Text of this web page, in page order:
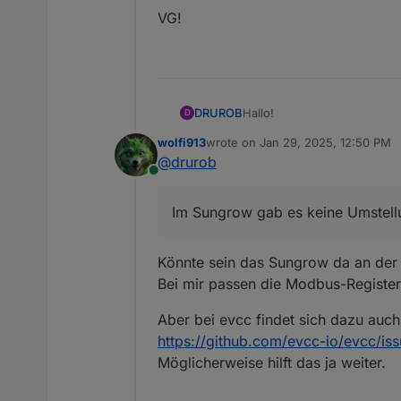
VG!
D DRUROBHallo!
Ich habe die Problematik,
hinterlegt. Daher denke ich
Oder hat sich das
Im Sungrow gab es keine
Online
wolfi913wrote on Jan 29, 2025, 12:50 PM
last edited by
@drurob
Im Sungrow gab es keine
Könnte sein das Sungrow da an
Bei mir passen die Modbus-
Aber bei evcc findet sich dazu
https://github.com/evcc-io/evcc/
Möglicherweise hilft das ja weiter.